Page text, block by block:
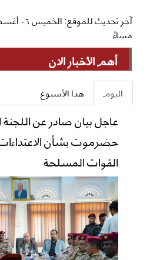
مساءً
أهم الأخبار الان
اليوم هذا الأسبوع
عاجل بيان صادر عن
حضرموت بشأن
القوات المسلحة